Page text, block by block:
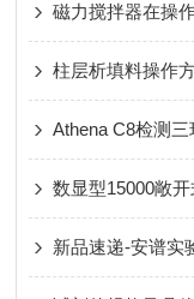
磁力搅拌器在操
柱层析填料操作
Athena C8检测
数显型15000敞
新品速递-安谱实